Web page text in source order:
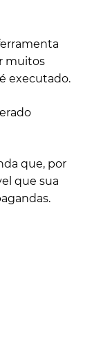
muitos
executado.
que, por
que sua